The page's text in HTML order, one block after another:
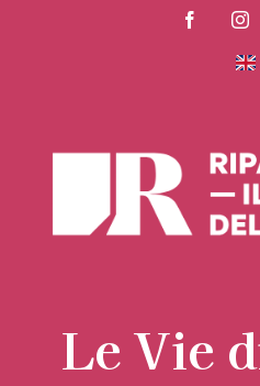
Facebook
Le Vie